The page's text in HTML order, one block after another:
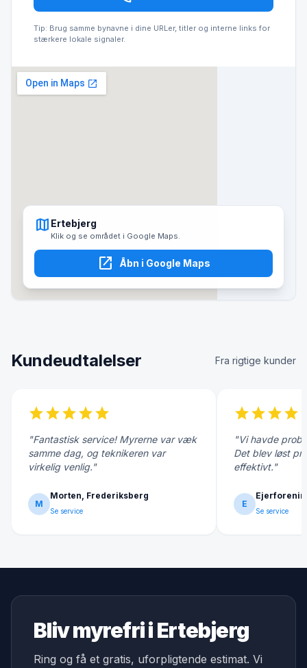
Tip: Brug samme bynavne i dine URLer, titler og interne links for
stærkere lokale signaler.
map Ertebjerg
Klik og se området i Google Maps.
open_in_new Åbn i Google Maps
Kundeudtalelser Fra rigtige kunder
starstarstarstarstar
"Fantastisk service! Myrerne var væk
samme dag, og teknikeren var
virkelig venlig."
M
Morten, Frederiksberg
Se service
starstarstarstar
"Vi havde
Det blev løst
effektivt."
E
Se service
Bliv myrefri i Ertebjerg
Ring og få et gratis, uforpligtende estimat. Vi